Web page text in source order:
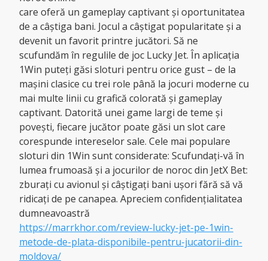
care oferă un gameplay captivant și oportunitatea
de a câștiga bani. Jocul a câștigat popularitate și a
devenit un favorit printre jucători. Să ne
scufundăm în regulile de joc Lucky Jet. În aplicația
1Win puteți găsi sloturi pentru orice gust – de la
mașini clasice cu trei role până la jocuri moderne cu
mai multe linii cu grafică colorată și gameplay
captivant. Datorită unei game largi de teme și
povești, fiecare jucător poate găsi un slot care
corespunde intereselor sale. Cele mai populare
sloturi din 1Win sunt considerate: Scufundați-vă în
lumea frumoasă și a jocurilor de noroc din JetX Bet:
zburați cu avionul și câștigați bani ușori fără să vă
ridicați de pe canapea. Apreciem confidențialitatea
dumneavoastră
https://marrkhor.com/review-lucky-jet-pe-1win-
metode-de-plata-disponibile-pentru-jucatorii-din-
moldova/